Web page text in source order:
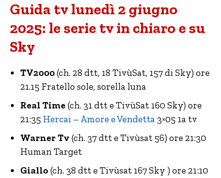
Guida tv lunedì 2 giugno
2025: le serie tv in chiaro e su
Sky
TV2000(ch. 28 dtt, 18 TivùSat, 157 di Sky) ore
21.15 Fratello sole, sorella luna
Real Time (ch. 31 dtt e TivùSat 160 Sky) ore
21:35 Hercai – Amore e Vendetta 3×05 1a tv
Warner Tv (ch. 37 dtt e Tivùsat 56) ore 21:30
Human Target
Giallo (ch. 38 dtt e Tivùsat 167 Sky ) ore 21:10